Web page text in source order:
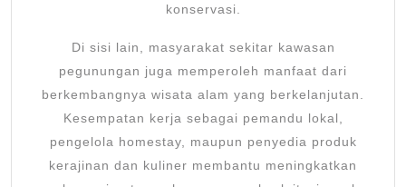
konservasi.
Di sisi lain, masyarakat sekitar kawasan
pegunungan juga memperoleh manfaat dari
berkembangnya wisata alam yang berkelanjutan.
Kesempatan kerja sebagai pemandu lokal,
pengelola homestay, maupun penyedia produk
kerajinan dan kuliner membantu meningkatkan